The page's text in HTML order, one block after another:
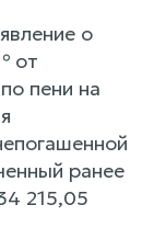
о
от
пени на
ранее
215,05